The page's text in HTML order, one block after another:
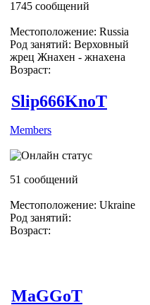
1745 сообщений
Местоположение: Russia
Род занятий: Верховный
жрец Жнахен - жнахена
Возраст:
Slip666KnoT
Members
51 сообщений
Местоположение: Ukraine
Род занятий:
Возраст:
MaGGoT